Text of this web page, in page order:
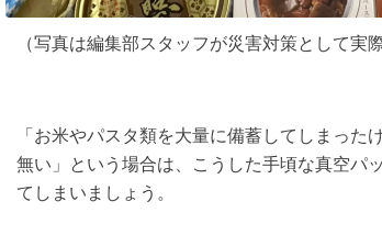
（写真は編集部スタッフが災害対策として実
「お米やパスタ類を大量に備蓄してしまっ
無い」という場合は、こうした手頃な真空パ
てしまいましょう。